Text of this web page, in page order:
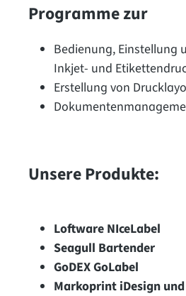
Programme zur
Bedienung, Einstellung
Inkjet- und
Erstellung von
Unsere Produkte:
Loftware NIceLabel
Seagull Bartender
GoDEX GoLabel
Markoprint iDesign